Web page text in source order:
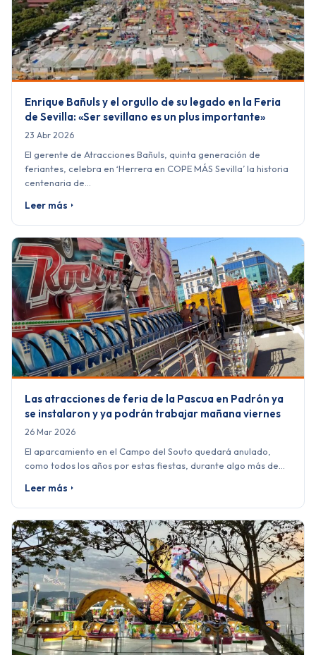
Enrique Bañuls y el orgullo de su legado en la Feria
de Sevilla: «Ser sevillano es un plus importante»
23 Abr 2026
El gerente de Atracciones Bañuls, quinta generación de
feriantes, celebra en ‘Herrera en COPE MÁS Sevilla’ la historia
centenaria de…
Leer más
Las atracciones de feria de la Pascua en Padrón ya
se instalaron y ya podrán trabajar mañana viernes
26 Mar 2026
El aparcamiento en el Campo del Souto quedará anulado,
como todos los años por estas fiestas, durante algo más de…
Leer más